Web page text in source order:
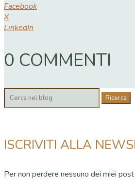
Facebook
X
LinkedIn
0 COMMENTI
Cerca:
ISCRIVITI ALLA
Per non perdere nessuno dei miei